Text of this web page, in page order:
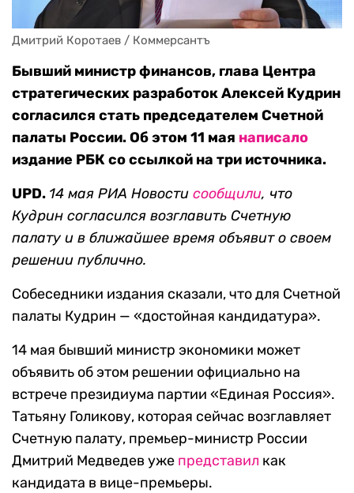
Дмитрий Коротаев / Коммерсантъ
Бывший министр финансов, глава Центра
стратегических разработок Алексей Кудрин
согласился стать председателем Счетной
палаты России. Об этом 11 мая написало
издание РБК со ссылкой на три источника.
UPD. 14 мая РИА Новости сообщили, что
Кудрин согласился возглавить Счетную
палату и в ближайшее время объявит о своем
решении публично.
Собеседники издания сказали, что для Счетной
палаты Кудрин — «достойная кандидатура».
14 мая бывший министр экономики может
объявить об этом решении официально на
встрече президиума партии «Единая Россия».
Татьяну Голикову, которая сейчас возглавляет
Счетную палату, премьер-министр России
Дмитрий Медведев уже представил как
кандидата в вице-премьеры.